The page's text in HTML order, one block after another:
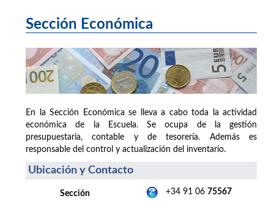
Sección Económica
En la Sección Económica se lleva a cabo toda la actividad
económica de la Escuela. Se ocupa de la gestión
presupuestaria, contable y de tesorería. Además es
responsable del control y actualización del inventario.
Ubicación y Contacto
Sección
+34 91 06 75567